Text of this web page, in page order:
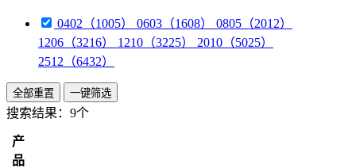
0402（1005） 0603（1608） 0805（2012）
1206（3216） 1210（3225） 2010（5025）
2512（6432）
全部重置 一键筛选
搜索结果： 9个
产
品